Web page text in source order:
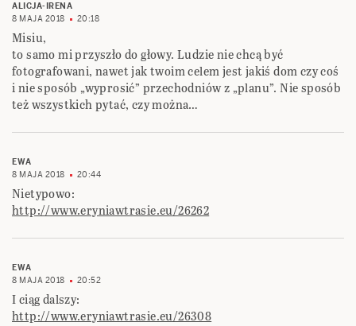
ALICJA-IRENA
8 MAJA 2018
20:18
Misiu,
to samo mi przyszło do głowy. Ludzie nie chcą być
fotografowani, nawet jak twoim celem jest jakiś dom czy coś
i nie sposób „wyprosić” przechodniów z „planu”. Nie sposób
też wszystkich pytać, czy można…
EWA
8 MAJA 2018
20:44
Nietypowo:
http://www.eryniawtrasie.eu/26262
EWA
8 MAJA 2018
20:52
I ciąg dalszy:
http://www.eryniawtrasie.eu/26308